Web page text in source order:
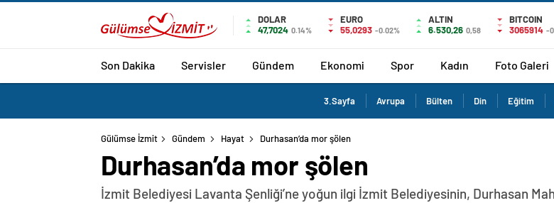
DOLAR
47,7024 0.14%
EURO
55,0293 -0.02%
ALTIN
6.530,26 0,58
BITCOIN
3065914 -
Son Dakika Servisler Gündem Ekonomi Spor Kadın Foto Galeri
3.Sayfa Avrupa Bülten Din Eğitim
Gülümse İzmit Gündem Hayat Durhasan’da mor şölen
Durhasan’da mor şölen
İzmit Belediyesi Lavanta Şenliği’ne yoğun ilgi İzmit Belediyesinin, Durhasan